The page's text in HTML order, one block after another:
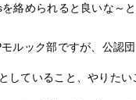
絡められると良いな～
ルック部ですが、公認団
ていること、やりたい